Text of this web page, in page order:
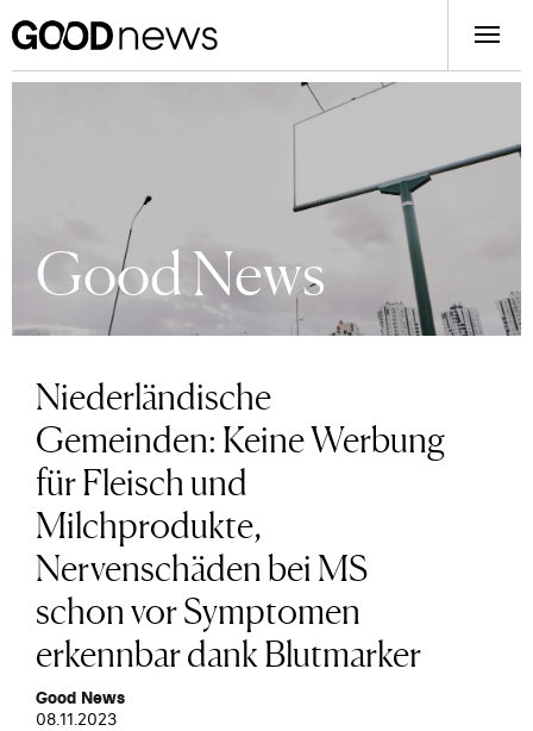
Good News
Niederländische
Gemeinden: Keine Werbung
für Fleisch und
Milchprodukte,
Nervenschäden bei MS
schon vor Symptomen
erkennbar dank Blutmarker
Good News
08.11.2023